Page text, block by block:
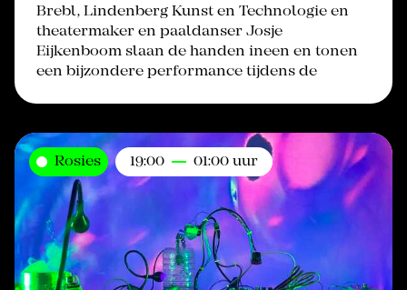
Brebl, Lindenberg Kunst en Technologie en
theatermaker en paaldanser Josje
Eijkenboom slaan de handen ineen en tonen
een bijzondere performance tijdens de
Rosies 19:00 01:00 uur